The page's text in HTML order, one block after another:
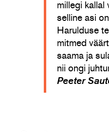
millegi kallal
selline asi
Harulduse
mitmed
saama ja
nii ongi
Peeter